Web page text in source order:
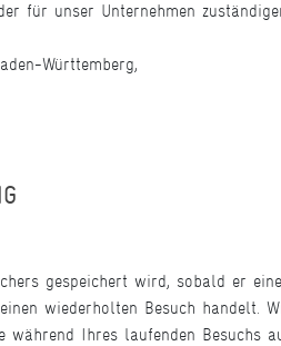
für unser Unternehmen
Württemberg,
gespeichert wird, sobald er
wiederholten Besuch handelt.
Ihres laufenden Besuchs